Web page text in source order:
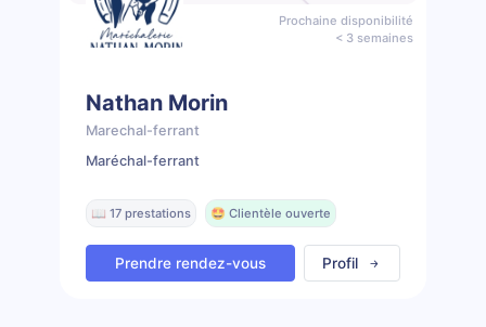
Prochaine disponibilité
< 3 semaines
Nathan Morin
Marechal-ferrant
Maréchal-ferrant
📖 17 prestations 🤩 Clientèle ouverte
Prendre rendez-vous Profil